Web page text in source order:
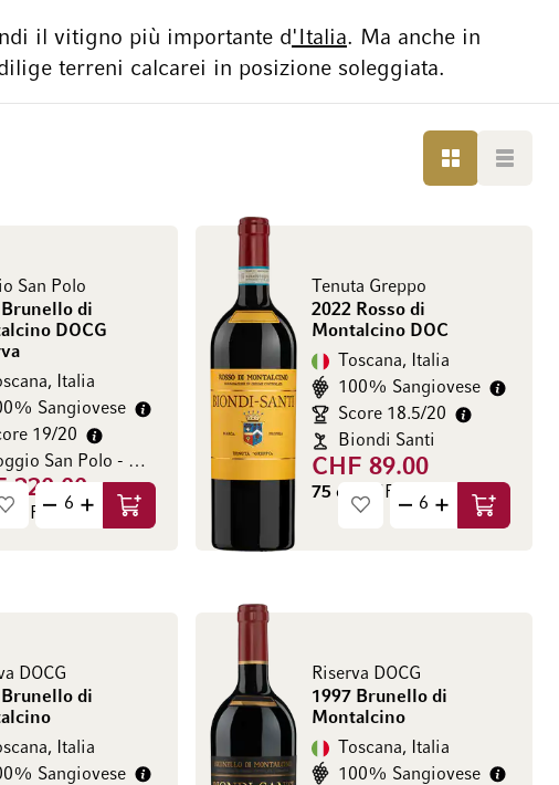
il vitigno più importante d 'Italia. Ma anche in
terreni calcarei in posizione soleggiata.
GRIGLIALISTA
San Polo
di
DOCG
Italia
Sangiovese
19/20
Poggio San Polo - Marilisa Allegrini
220.00
(CHF 293.33 / l) Aggiungi al Carrello
Tenuta Greppo
2022 Rosso di
Montalcino DOC
Toscana, Italia
100% Sangiovese
Score 18.5/20
Biondi Santi
CHF 89.00
75 cl (CHF 105.33 / l)
Aggiungi
DOCG
di
Italia
Sangiovese
Riserva DOCG
1997 Brunello di
Montalcino
Toscana, Italia
100% Sangiovese